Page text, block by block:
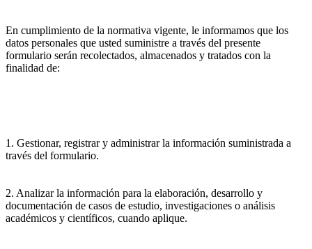
En cumplimiento de la normativa vigente, le informamos que los
datos personales que usted suministre a través del presente
formulario serán recolectados, almacenados y tratados con la
finalidad de:
1. Gestionar, registrar y administrar la información suministrada a
través del formulario.
2. Analizar la información para la elaboración, desarrollo y
documentación de casos de estudio, investigaciones o análisis
académicos y científicos, cuando aplique.